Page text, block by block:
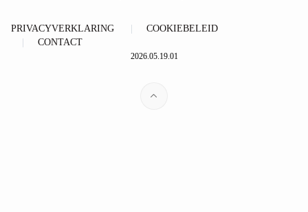
PRIVACYVERKLARING
COOKIEBELEID
CONTACT
2026.05.19.01